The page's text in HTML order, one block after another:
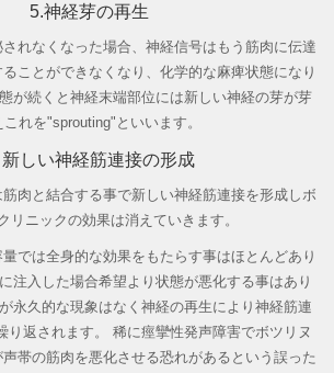
5.神経芽の再生
れなくなった場合、神経信号はもう筋肉に伝達
ことができなくなり、化学的な麻痺状態になり
が続くと神経末端部位には新しい神経の芽が芽
これを"sprouting"といいます。
しい神経筋連接の形成
肉と結合する事で新しい神経筋連接を形成しボ
リニックの効果は消えていきます。
では全身的な効果をもたらす事はほとんどあり
注入した場合希望より状態が悪化する事はあり
永久的な現象はなく神経の再生により神経筋連
返されます。
稀に痙攣性発声障害でボツリヌ
帯の筋肉を悪化させる恐れがあるという誤った